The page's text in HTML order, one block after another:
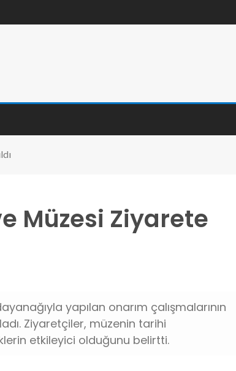
Müzesi Ziyarete
yapılan onarım çalışmalarının
Ziyaretçiler, müzenin tarihi
etkileyici olduğunu belirtti.